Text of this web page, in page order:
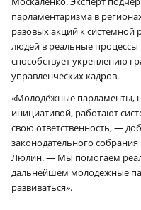
парламентаризма в
разовых акций к системной
людей в реальные
способствует укреплению
управленческих кадров.
«Молодёжные парламенты,
инициативой, работают
свою ответственность, —
законодательного
Люлин. — Мы помогаем
дальнейшем молодежные
развиваться».